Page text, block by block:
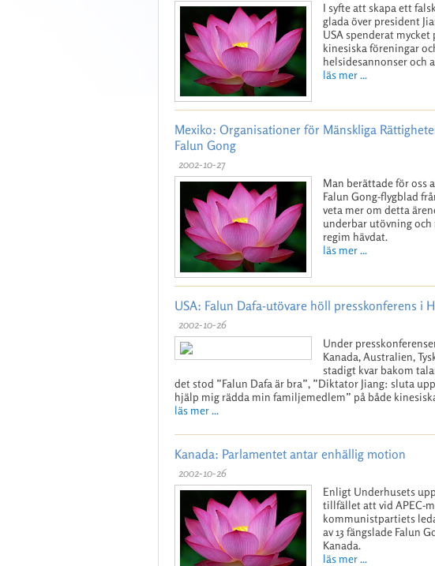
I syfte att skapa ett
glada över president
USA spenderat
kinesiska föreningar
helsidesannonser och
läs mer ...
Mexiko: Organisationer för Mänskliga
Falun Gong
2002-10-27
Man berättade för oss
Falun Gong-flygblad
veta mer om detta
underbar utövning och
regim hävdat.
läs mer ...
USA: Falun Dafa-utövare höll presskonferens i
2002-10-26
Under
Kanada, Australien,
stadigt kvar bakom
det stod ”Falun Dafa är bra”, ”Diktator Jiang: sluta
hjälp mig rädda min familjemedlem” på både
läs mer ...
Kanada: Parlamentet antar enhällig motion
2002-10-26
Enligt Underhusets
tillfället att vid APEC-
kommunistpartiets
av 13 fängslade Falun
Kanada.
läs mer ...